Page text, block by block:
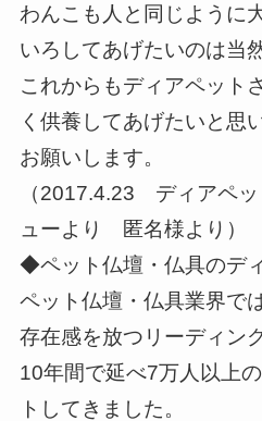
わんこも人と同じように
いろしてあげたいのは当
これからもディアペット
く供養してあげたいと思
お願いします。
（2017.4.23 ディアペ
ューより 匿名様より）
◆ペット仏壇・仏具のデ
ペット仏壇・仏具業界で
存在感を放つリーディン
10年間で延べ7万人以上
トしてきました。